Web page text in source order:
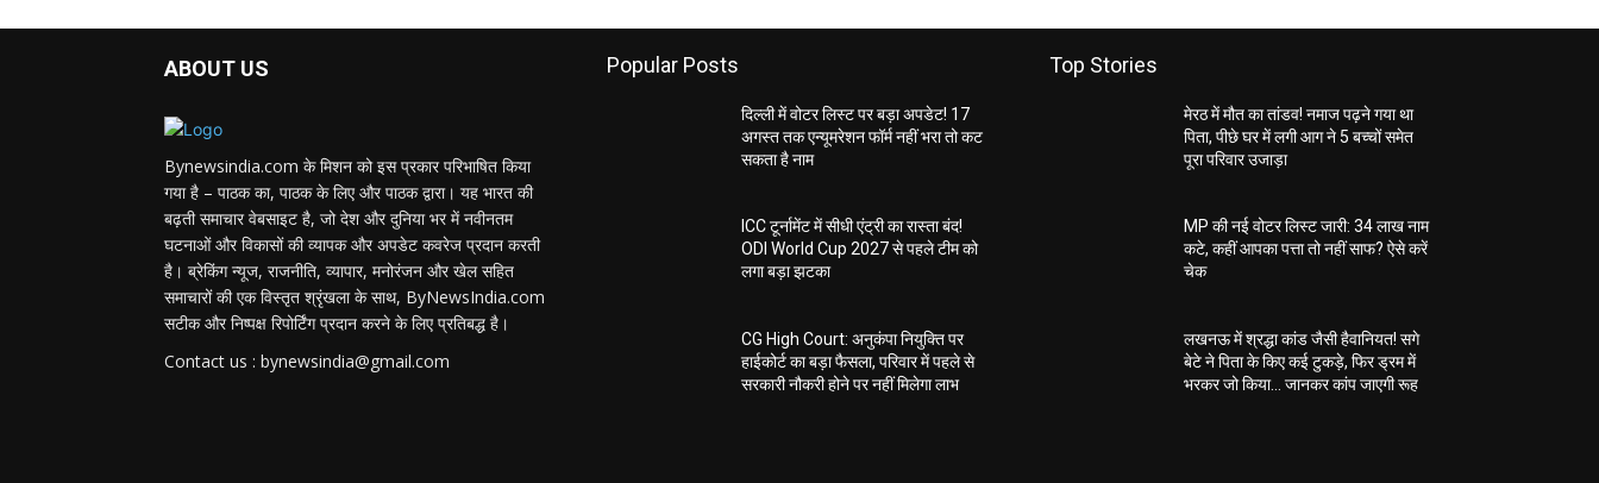
ABOUT US
Bynewsindia.com के मिशन को इस प्रकार परिभाषित किया
गया है – पाठक का, पाठक के लिए और पाठक द्वारा। यह भारत की
बढ़ती समाचार वेबसाइट है, जो देश और दुनिया भर में नवीनतम
घटनाओं और विकासों की व्यापक और अपडेट कवरेज प्रदान करती
है। ब्रेकिंग न्यूज, राजनीति, व्यापार, मनोरंजन और खेल सहित
समाचारों की एक विस्तृत श्रृंखला के साथ, ByNewsIndia.com
सटीक और निष्पक्ष रिपोर्टिंग प्रदान करने के लिए प्रतिबद्ध है।
Contact us : bynewsindia@gmail.com
Popular Posts
दिल्ली में वोटर लिस्ट पर बड़ा अपडेट! 17
अगस्त तक एन्यूमरेशन फॉर्म नहीं भरा तो कट
सकता है नाम
ICC टूर्नामेंट में सीधी एंट्री का रास्ता बंद!
ODI World Cup 2027 से पहले टीम को
लगा बड़ा झटका
CG High Court: अनुकंपा नियुक्ति पर
हाईकोर्ट का बड़ा फैसला, परिवार में पहले से
सरकारी नौकरी होने पर नहीं मिलेगा लाभ
Top Stories
मेरठ में मौत का तांडव! नमाज पढ़ने गया था
पिता, पीछे घर में लगी आग ने 5 बच्चों समेत
पूरा परिवार उजाड़ा
MP की नई वोटर लिस्ट जारी: 34 लाख नाम
कटे, कहीं आपका पत्ता तो नहीं साफ? ऐसे करें
चेक
लखनऊ में श्रद्धा कांड जैसी हैवानियत! सगे
बेटे ने पिता के किए कई टुकड़े, फिर ड्रम में
भरकर जो किया… जानकर कांप जाएगी रूह